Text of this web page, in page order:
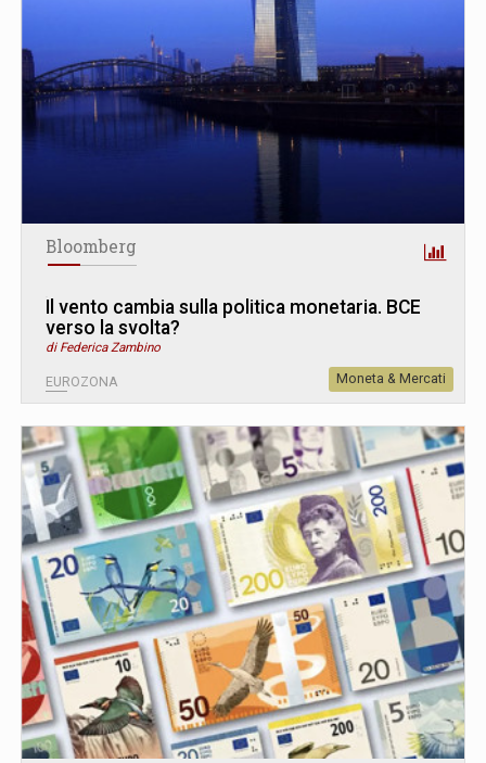
Bloomberg
Il vento cambia sulla politica monetaria. BCE
verso la svolta?
di Federica Zambino
EUROZONA Moneta & Mercati